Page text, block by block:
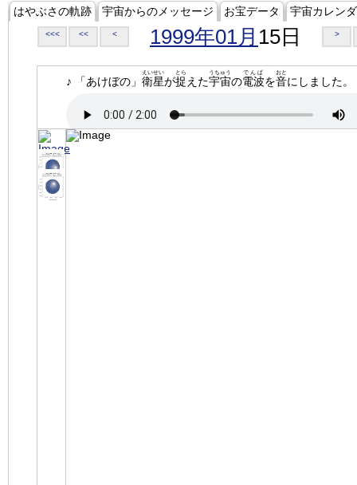
はやぶさの軌跡 宇宙からのメッセージ お宝データ 宇宙カレン
<<< << < 1999年01月 15日 >
♪ 「あけぼの」 衛星
えいせい
が捉
とら
えた宇宙
うちゅう
の電波
でんぱ
を音
おと
にしました。